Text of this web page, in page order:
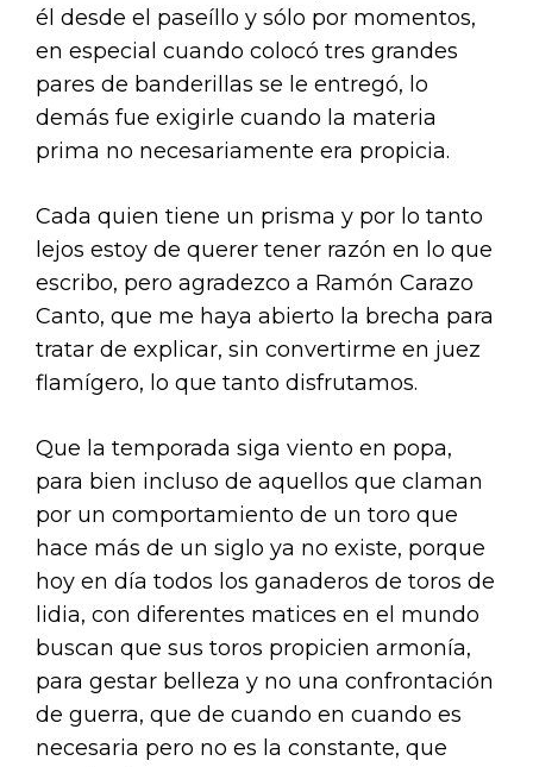
él desde el paseíllo y sólo por momentos,
en especial cuando colocó tres grandes
pares de banderillas se le entregó, lo
demás fue exigirle cuando la materia
prima no necesariamente era propicia.
Cada quien tiene un prisma y por lo tanto
lejos estoy de querer tener razón en lo que
escribo, pero agradezco a Ramón Carazo
Canto, que me haya abierto la brecha para
tratar de explicar, sin convertirme en juez
flamígero, lo que tanto disfrutamos.
Que la temporada siga viento en popa,
para bien incluso de aquellos que claman
por un comportamiento de un toro que
hace más de un siglo ya no existe, porque
hoy en día todos los ganaderos de toros de
lidia, con diferentes matices en el mundo
buscan que sus toros propicien armonía,
para gestar belleza y no una confrontación
de guerra, que de cuando en cuando es
necesaria pero no es la constante, que